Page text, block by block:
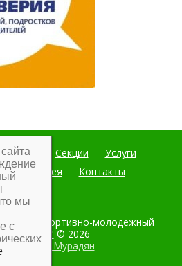
Секции
Услуги
Фотогалерея Контакты
Спортивно-молодежный
и меч" © 2026
Армен Мурадян
мы
с